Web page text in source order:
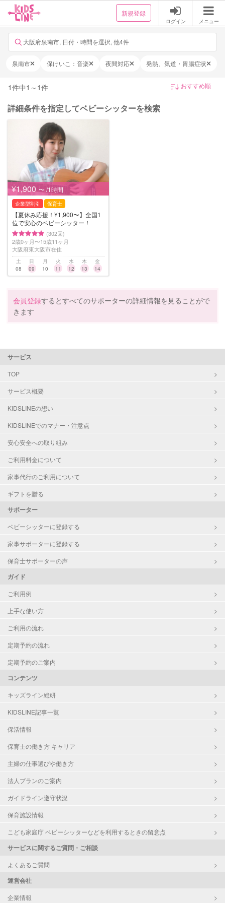
新規登録
ログイン メニュー
大阪府泉南市, 日付・時間を選択, 他4件
泉南市 保けいこ：音楽 夜間対応 発熱、気道・胃腸症状
1件中1 ～ 1件
詳細条件を指定してベビーシッターを検索
¥1,900 〜 /1時間
企業型割引 保育士
【夏休み応援！¥1,900〜】全国1
位で安心のベビーシッター！
(302回)
2歳0ヶ月〜15歳11ヶ月
大阪府東大阪市在住
土
08
日
09
月
10
火
11
水
12
木
13
金
14
会員登録するとすべてのサポーターの詳細情報を見ることがで
きます
サービス
TOP
サービス概要
KIDSLINEの想い
KIDSLINEでのマナー・注意点
安心安全への取り組み
ご利用料金について
家事代行のご利用について
ギフトを贈る
サポーター
ベビーシッターに登録する
家事サポーターに登録する
保育士サポーターの声
ガイド
ご利用例
上手な使い方
ご利用の流れ
定期予約の流れ
定期予約のご案内
コンテンツ
キッズライン総研
KIDSLINE記事一覧
保活情報
保育士の働き方 キャリア
主婦の仕事選びや働き方
法人プランのご案内
ガイドライン遵守状況
保育施設情報
こども家庭庁 ベビーシッターなどを利用するときの留意点
サービスに関するご質問・ご相談
よくあるご質問
運営会社
企業情報